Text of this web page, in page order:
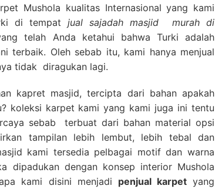
Mushola kualitas Internasional yang kami
di tempatjual sajadah masjid
murah di
telah Anda ketahui bahwa Turki adalah
terbaik. Oleh sebab itu, kami hanya menjual
tidak diragukan lagi.
kapret masjid, tercipta dari bahan apakah
koleksi karpet kami yang kami juga ini tentu
sebab terbuat dari bahan material opsi
tampilan lebih lembut, lebih tebal dan
kami tersedia pelbagai motif dan warna
dipadukan dengan konsep interior Mushola
kami disini menjadi penjual karpetyang